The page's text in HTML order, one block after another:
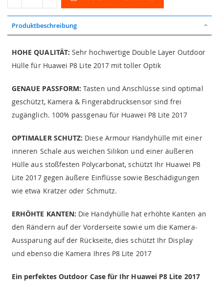
Produktbeschreibung
HOHE QUALITÄT: Sehr hochwertige Double Layer Outdoor
Hülle für Huawei P8 Lite 2017 mit toller Optik
GENAUE PASSFORM: Tasten und Anschlüsse sind optimal
geschützt, Kamera & Fingerabdrucksensor sind frei
zugänglich. 100% passgenau für Huawei P8 Lite 2017
OPTIMALER SCHUTZ: Diese Armour Handyhülle mit einer
inneren Schale aus weichen Silikon und einer äußeren
Hülle aus stoßfesten Polycarbonat, schützt Ihr Huawei P8
Lite 2017 gegen äußere Einflüsse sowie Beschädigungen
wie etwa Kratzer oder Schmutz.
ERHÖHTE KANTEN: Die Handyhülle hat erhöhte Kanten an
den Rändern auf der Vorderseite sowie um die Kamera-
Aussparung auf der Rückseite, dies schützt Ihr Display
und ebenso die Kamera Ihres P8 Lite 2017
Ein perfektes Outdoor Case für Ihr Huawei P8 Lite 2017